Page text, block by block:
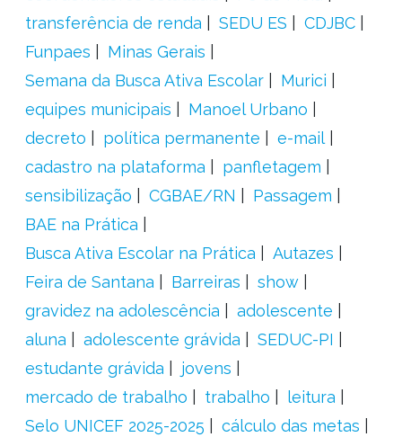
transferência de renda
SEDU ES
CDJBC
Funpaes
Minas Gerais
Semana da Busca Ativa Escolar
Murici
equipes municipais
Manoel Urbano
decreto
política permanente
e-mail
cadastro na plataforma
panfletagem
sensibilização
CGBAE/RN
Passagem
BAE na Prática
Busca Ativa Escolar na Prática
Autazes
Feira de Santana
Barreiras
show
gravidez na adolescência
adolescente
aluna
adolescente grávida
SEDUC-PI
estudante grávida
jovens
mercado de trabalho
trabalho
leitura
Selo UNICEF 2025-2025
cálculo das metas